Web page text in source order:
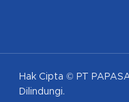
Hak Cipta © PT
Dilindungi.